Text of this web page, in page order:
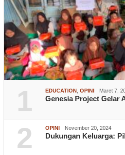
1 EDUCATION OPINI Maret 7,
Genesia Project Gelar
2 OPINI November 20, 2024
Dukungan Keluarga: